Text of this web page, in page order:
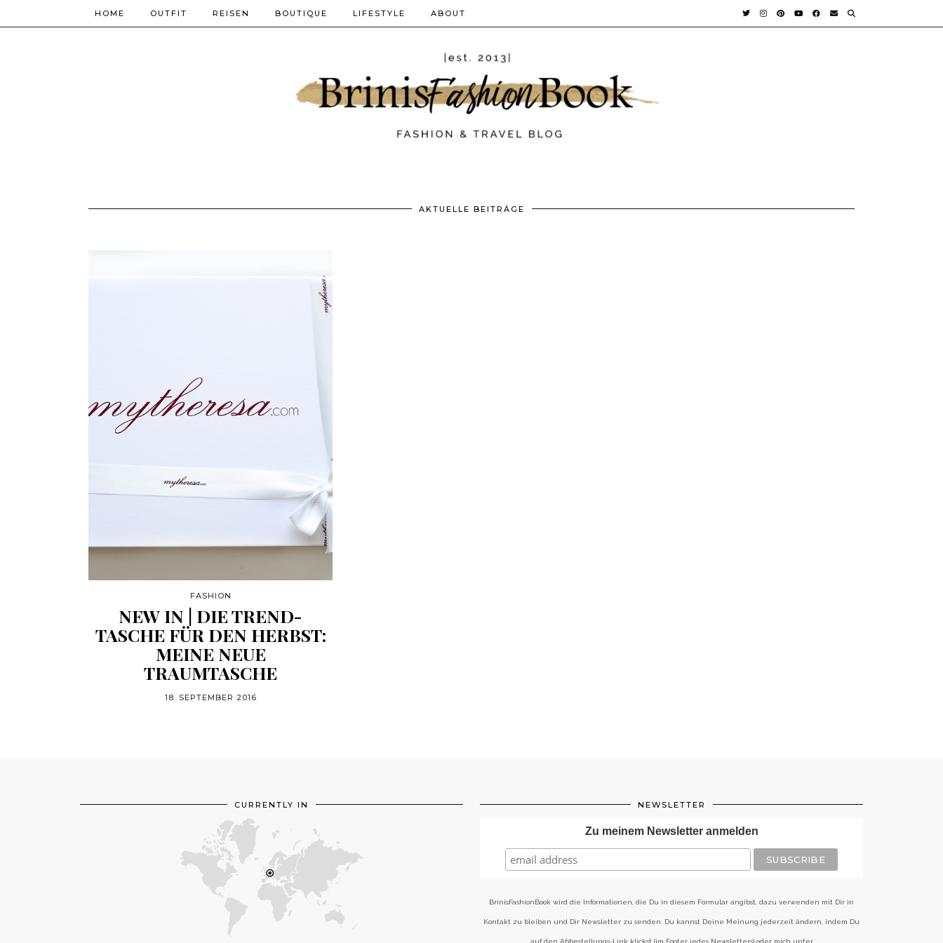
HOME OUTFIT REISEN BOUTIQUE LIFESTYLE ABOUT
AKTUELLE BEITRÄGE
FASHION
NEW IN | DIE TREND-
TASCHE FÜR DEN HERBST:
MEINE NEUE
TRAUMTASCHE
18. SEPTEMBER 2016
CURRENTLY IN NEWSLETTER
Zu meinem Newsletter anmelden
BrinisFashionBook wird die Informationen, die Du in diesem Formular angibst, dazu verwenden mit Dir in
Kontakt zu bleiben und Dir Newsletter zu senden. Du kannst Deine Meinung jederzeit ändern, indem Du
auf den Abbestellungs-Link klickst (im Footer jedes Newsletters) oder mich unter